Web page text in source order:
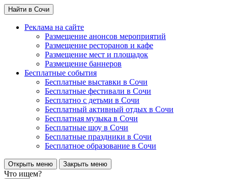
Найти в Сочи
Реклама на сайте
Размещение анонсов мероприятий
Размещение ресторанов и кафе
Размещение мест и площадок
Размещение баннеров
Бесплатные события
Бесплатные выставки в Сочи
Бесплатные фестивали в Сочи
Бесплатно с детьми в Сочи
Бесплатный активный отдых в Сочи
Бесплатная музыка в Сочи
Бесплатные шоу в Сочи
Бесплатные праздники в Сочи
Бесплатное образование в Сочи
Открыть меню Закрыть меню
Что ищем?